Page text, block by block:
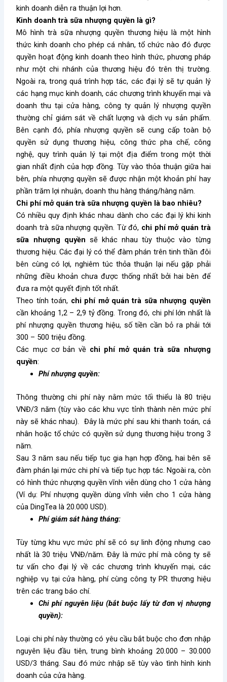
kinh doanh diễn ra thuận lợi hơn.
Kinh doanh trà sữa nhượng quyền là gì?
Mô hình trà sữa nhượng quyền thương hiệu là một hình
thức kinh doanh cho phép cá nhân, tổ chức nào đó được
quyền hoạt động kinh doanh theo hình thức, phương pháp
như một chi nhánh của thương hiệu đó trên thị trường.
Ngoài ra, trong quá trình hợp tác, các đại lý sẽ tự quản lý
các hạng mục kinh doanh, các chương trình khuyến mại và
doanh thu tại cửa hàng, công ty quản lý nhượng quyền
thường chỉ giám sát về chất lượng và dịch vụ sản phẩm.
Bên cạnh đó, phía nhượng quyền sẽ cung cấp toàn bộ
quyền sử dụng thương hiệu, công thức pha chế, công
nghệ, quy trình quản lý tại một địa điểm trong một thời
gian nhất định của hợp đồng. Tùy vào thỏa thuận giữa hai
bên, phía nhượng quyền sẽ được nhận một khoản phí hay
phần trăm lợi nhuận, doanh thu hàng tháng/hàng năm.
Chi phí mở quán trà sữa nhượng quyền là bao nhiêu?
Có nhiều quy định khác nhau dành cho các đại lý khi kinh
doanh trà sữa nhượng quyền. Từ đó, chi phí mở quán trà
sữa nhượng quyền sẽ khác nhau tùy thuộc vào từng
thương hiệu. Các đại lý có thể đàm phán trên tinh thần đôi
bên cùng có lợi, nghiêm túc thỏa thuận lại nếu gặp phải
những điều khoản chưa được thống nhất bởi hai bên để
đưa ra một quyết định tốt nhất.
Theo tính toán, chi phí mở quán trà sữa nhượng quyền
cần khoảng 1,2 – 2,9 tỷ đồng. Trong đó, chi phí lớn nhất là
phí nhượng quyền thương hiệu, số tiền cần bỏ ra phải tới
300 – 500 triệu đồng.
Các mục cơ bản về chi phí mở quán trà sữa nhượng
quyền:
Phí nhượng quyền:
Thông thường chi phí này nằm mức tối thiểu là 80 triệu
VNĐ/3 năm (tùy vào các khu vực tỉnh thành nên mức phí
này sẽ khác nhau). Đây là mức phí sau khi thanh toán, cá
nhân hoặc tổ chức có quyền sử dụng thương hiệu trong 3
năm.
Sau 3 năm sau nếu tiếp tục gia hạn hợp đồng, hai bên sẽ
đàm phán lại mức chi phí và tiếp tục hợp tác. Ngoài ra, còn
có hình thức nhượng quyền vĩnh viễn dùng cho 1 cửa hàng
(Ví dụ: Phí nhượng quyền dùng vĩnh viễn cho 1 cửa hàng
của DingTea là 20.000 USD).
Phí giám sát hàng tháng:
Tùy từng khu vực mức phí sẽ có sự linh động nhưng cao
nhất là 30 triệu VNĐ/năm. Đây là mức phí mà công ty sẽ
tư vấn cho đại lý về các chương trình khuyến mại, các
nghiệp vụ tại cửa hàng, phí cùng công ty PR thương hiệu
trên các trang báo chí.
Chi phí nguyên liệu (bắt buộc lấy từ đơn vị nhượng
quyền):
Loại chi phí này thường có yêu cầu bắt buộc cho đơn nhập
nguyên liệu đầu tiên, trung bình khoảng 20.000 – 30.000
USD/3 tháng. Sau đó mức nhập sẽ tùy vào tình hình kinh
doanh của cửa hàng.